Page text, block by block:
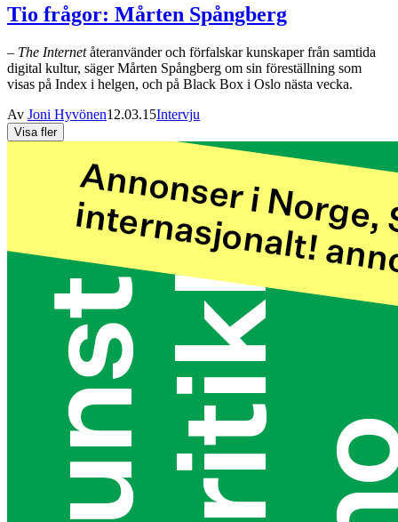
Tio frågor: Mårten Spångberg
– The Internetåteranvänder och förfalskar kunskaper från samtida
digital kultur, säger Mårten Spångberg om sin föreställning som
visas på Index i helgen, och på Black Box i Oslo nästa vecka.
Av Joni Hyvönen12.03.15Intervju
Visa fler